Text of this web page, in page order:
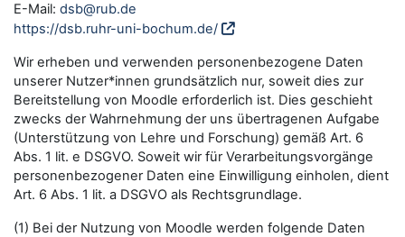
E-Mail: dsb@rub.de
https://dsb.ruhr-uni-bochum.de/
Wir erheben und verwenden personenbezogene Daten
unserer Nutzer*innen grundsätzlich nur, soweit dies zur
Bereitstellung von Moodle erforderlich ist. Dies geschieht
zwecks der Wahrnehmung der uns übertragenen Aufgabe
(Unterstützung von Lehre und Forschung) gemäß Art. 6
Abs. 1 lit. e DSGVO. Soweit wir für Verarbeitungsvorgänge
personenbezogener Daten eine Einwilligung einholen, dient
Art. 6 Abs. 1 lit. a DSGVO als Rechtsgrundlage.
(1) Bei der Nutzung von Moodle werden folgende Daten